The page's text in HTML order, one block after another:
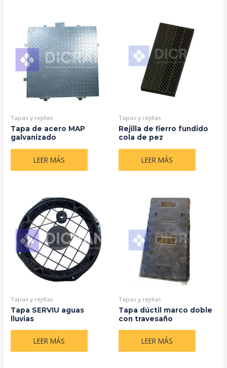
Tapas y rejillas
Tapa de acero MAP
galvanizado
LEER MÁS
Tapas y rejillas
Rejilla de fierro fundido
cola de pez
LEER MÁS
Tapas y rejillas
Tapa SERVIU aguas
lluvias
LEER MÁS
Tapas y rejillas
Tapa dúctil marco doble
con travesaño
LEER MÁS